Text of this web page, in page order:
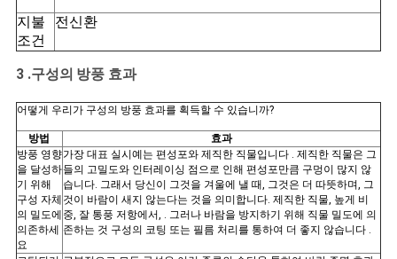
지불
조건
전신환
3 .구성의 방풍효과
어떻게 우리가 구성의 방풍 효과를 획득할 수 있습니까?
방법
효과
방풍 영향
을 달성하
기 위해
구성 자체
의 밀도에
의존하세
요
가장 대표 실시예는 편성포와 제직한 직물입니다 . 제직한 직물은 그
들의 고밀도와 인터레이싱 점으로 인해 편성포만큼 구멍이 많지 않
습니다. 그래서 당신이 그것을 겨울에 낼 때, 그것은 더 따뜻하며, 그
것이 바람이 새지 않는다는 것을 의미합니다. 제직한 직물, 높게 비
중, 잘 통풍 저항에서, . 그러나 바람을 방지하기 위해 직물 밀도에 의
존하는 것 구성의 코팅 또는 필름 처리를 통하여 더 좋지 않습니다 .